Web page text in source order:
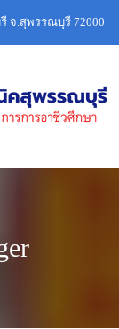
จ.สุพรรณบุรี 72000